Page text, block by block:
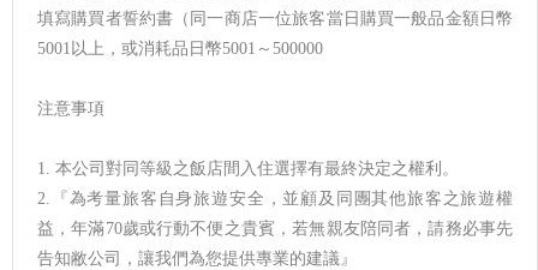
填寫購買者誓約書（同一商店一位旅客當日購買一般品金額日幣
5001以上，或消耗品日幣5001～500000
注意事項
1. 本公司對同等級之飯店間入住選擇有最終決定之權利。
2.『為考量旅客自身旅遊安全，並顧及同團其他旅客之旅遊權
益，年滿70歲或行動不便之貴賓，若無親友陪同者，請務必事先
告知敝公司，讓我們為您提供專業的建議』